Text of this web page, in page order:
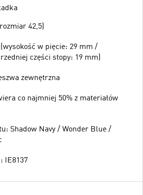
42,5)
w pięcie: 29 mm /
części stopy: 19 mm)
zewnętrzna
co najmniej 50% z materiałów
Shadow Navy / Wonder Blue /
IE8137